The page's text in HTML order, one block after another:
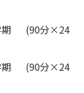
(90分×24
(90分×24